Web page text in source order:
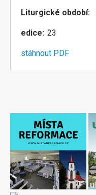
Liturgické období
edice 23
stáhnout PDF